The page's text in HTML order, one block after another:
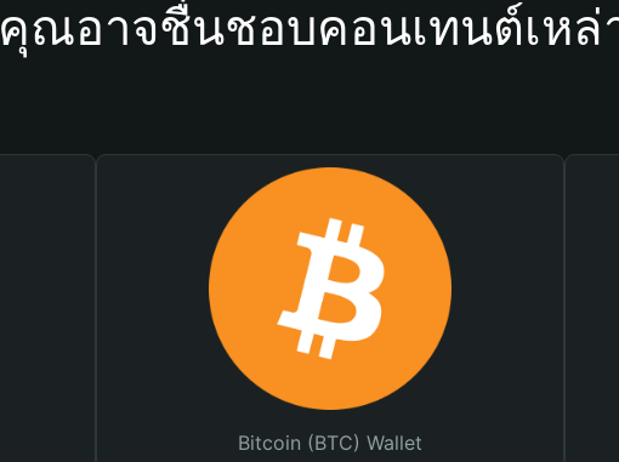
คุณอาจชื่นชอบคอนเทนต์เหล่
Bitcoin (BTC) Wallet